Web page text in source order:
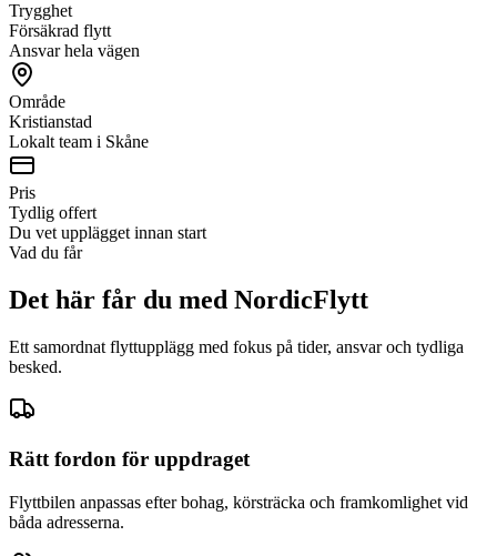
Trygghet
Försäkrad flytt
Ansvar hela vägen
Område
Kristianstad
Lokalt team i Skåne
Pris
Tydlig offert
Du vet upplägget innan start
Vad du får
Det här får du med NordicFlytt
Ett samordnat flyttupplägg med fokus på tider, ansvar och tydliga
besked.
Rätt fordon för uppdraget
Flyttbilen anpassas efter bohag, körsträcka och framkomlighet vid
båda adresserna.